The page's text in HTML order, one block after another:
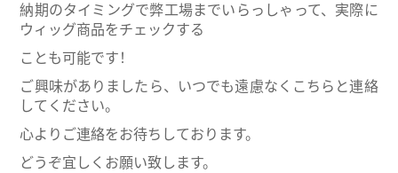
納期のタイミングで弊工場までいらっしゃって、実際に
ウィッグ商品をチェックする
ことも可能です！
ご興味がありましたら、いつでも遠慮なくこちらと連絡
してください。
心よりご連絡をお待ちしております。
どうぞ宜しくお願い致します。